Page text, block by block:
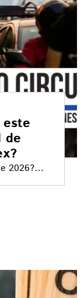
de
2026?
Viernes